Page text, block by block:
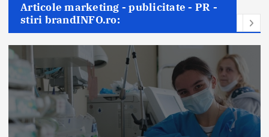
Articole marketing - publicitate - PR -
stiri brandINFO.ro: